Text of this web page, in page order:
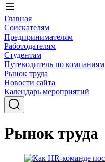
Главная
Соискателям
Предпринимателям
Работодателям
Студентам
Путеводитель по компаниям
Рынок труда
Новости сайта
Календарь мероприятий
Рынок труда